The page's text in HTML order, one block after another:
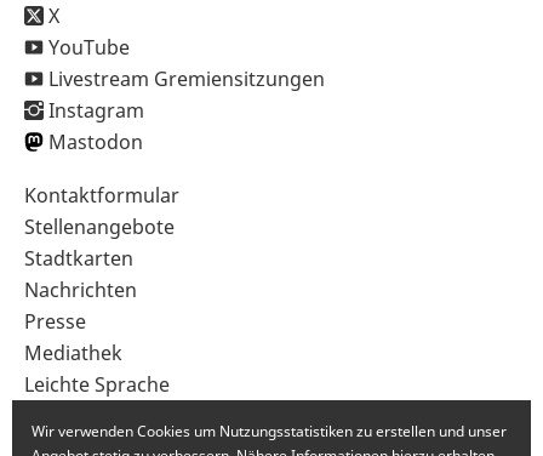
X
YouTube
Livestream Gremiensitzungen
Instagram
Mastodon
Sekundärnavigation
im
Fußbereich
Kontaktformular
Stellenangebote
Stadtkarten
Nachrichten
Presse
Mediathek
Leichte Sprache
Wir verwenden Cookies um Nutzungsstatistiken zu erstellen und unser